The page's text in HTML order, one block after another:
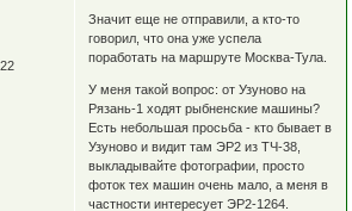
Значит еще не отправили, а кто-то
говорил, что она уже успела
поработать на маршруте Москва-Тула.
У меня такой вопрос: от Узуново на
Рязань-1 ходят рыбненские машины?
Есть небольшая просьба - кто бывает в
Узуново и видит там ЭР2 из ТЧ-38,
выкладывайте фотографии, просто
фоток тех машин очень мало, а меня в
частности интересует ЭР2-1264.